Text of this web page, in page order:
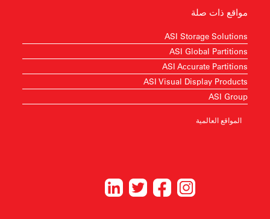
مواقع ذات صلة
ASI Storage Solutions
ASI Global Partitions
ASI Accurate Partitions
ASI Visual Display Products
ASI Group
المواقع العالمية